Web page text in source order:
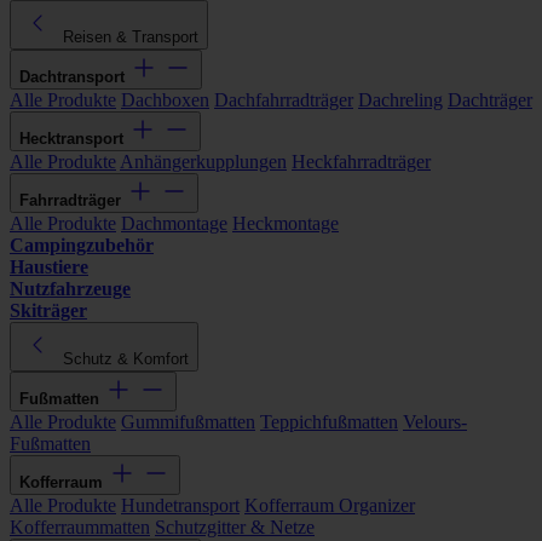
Reisen & Transport
Dachtransport
Alle Produkte Dachboxen Dachfahrradträger Dachreling Dachträger
Hecktransport
Alle Produkte Anhängerkupplungen Heckfahrradträger
Fahrradträger
Alle Produkte Dachmontage Heckmontage
Campingzubehör
Haustiere
Nutzfahrzeuge
Skiträger
Schutz & Komfort
Fußmatten
Alle Produkte Gummifußmatten Teppichfußmatten Velours-
Fußmatten
Kofferraum
Alle Produkte Hundetransport Kofferraum Organizer
Kofferraummatten Schutzgitter & Netze